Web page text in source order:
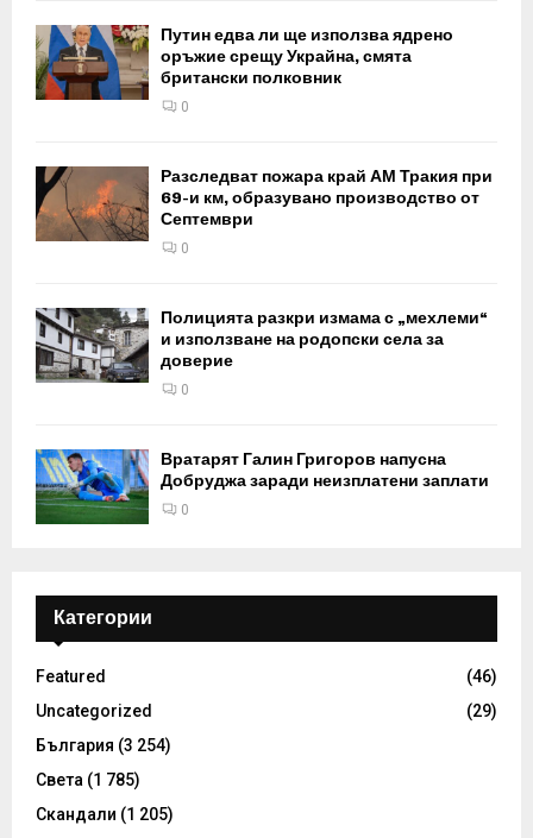
Путин едва ли ще използва ядрено
оръжие срещу Украйна, смята
британски полковник
0
Разследват пожара край АМ Тракия при
69-и км, образувано производство от
Септември
0
Полицията разкри измама с „мехлеми“
и използване на родопски села за
доверие
0
Вратарят Галин Григоров напусна
Добруджа заради неизплатени заплати
0
Категории
Featured
(46)
Uncategorized
(29)
България (3 254)
Света (1 785)
Скандали (1 205)